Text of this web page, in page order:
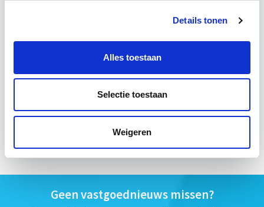
Details tonen
Alles toestaan
Selectie toestaan
Weigeren
Meer informatie
Geen vastgoednieuws missen?